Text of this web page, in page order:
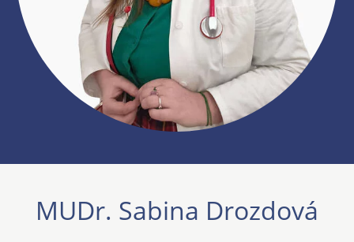
MUDr. Sabina Drozdová